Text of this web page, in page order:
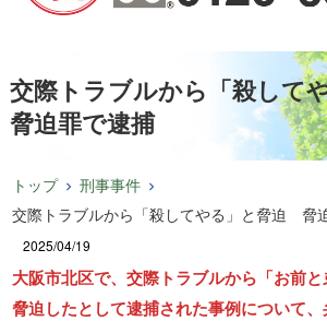
交際トラブルから「殺し
脅迫罪で逮捕
トップ
刑事事件
交際トラブルから「殺してやる」と脅迫 脅
2025/04/19
大阪市北区で、交際トラブルから「お前
脅迫したとして逮捕された事例について